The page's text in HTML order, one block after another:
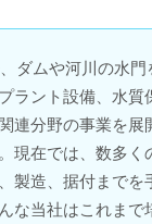
ダムや河川の水
ラント設備、水質
連分野の事業を展
現在では、数多く
製造、据付までを
な当社はこれまで